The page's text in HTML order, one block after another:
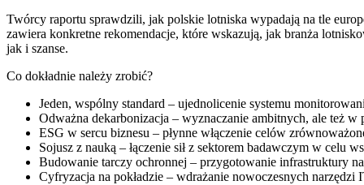
Twórcy raportu sprawdzili, jak polskie lotniska wypadają na tle
zawiera konkretne rekomendacje, które wskazują, jak branża
jak i szanse.
Co dokładnie należy zrobić?
Jeden, wspólny standard – ujednolicenie systemu
Odważna dekarbonizacja – wyznaczanie ambitnych, ale też
ESG w sercu biznesu – płynne włączenie celów
Sojusz z nauką – łączenie sił z sektorem badawczym w
Budowanie tarczy ochronnej – przygotowanie infrastruktury
Cyfryzacja na pokładzie – wdrażanie nowoczesnych